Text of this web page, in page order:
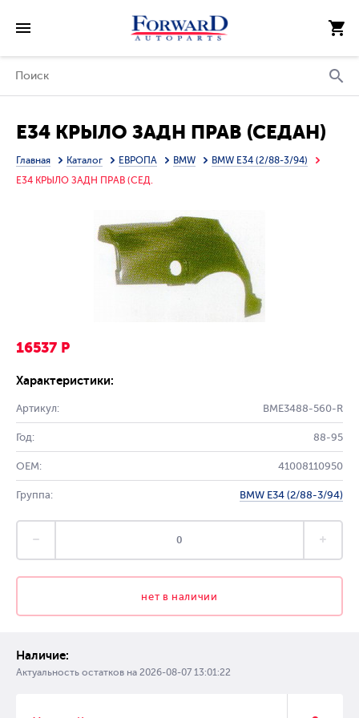
E34 КРЫЛО ЗАДН ПРАВ (СЕДАН)
Главная Каталог ЕВРОПА BMW
BMW E34 (2/88-3/94)
E34 КРЫЛО ЗАДН ПРАВ (СЕД.
16537 Р
Характеристики:
Артикул: BME3488-560-R
Год: 88-95
OEM: 41008110950
Группа: BMW E34 (2/88-3/94)
нет в наличии
Наличие:
Актуальность остатков на 2026-08-07 13:01:22